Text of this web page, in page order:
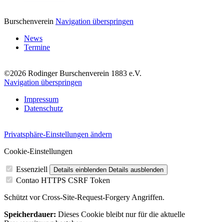
Burschenverein Navigation überspringen
News
Termine
©2026 Rodinger Burschenverein 1883 e.V.
Navigation überspringen
Impressum
Datenschutz
Privatsphäre-Einstellungen ändern
Cookie-Einstellungen
Essenziell Details einblenden Details ausblenden
Contao HTTPS CSRF Token
Schützt vor Cross-Site-Request-Forgery Angriffen.
Speicherdauer: Dieses Cookie bleibt nur für die aktuelle